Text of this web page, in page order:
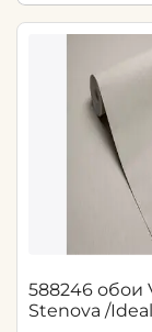
588246 обои
Stenova /